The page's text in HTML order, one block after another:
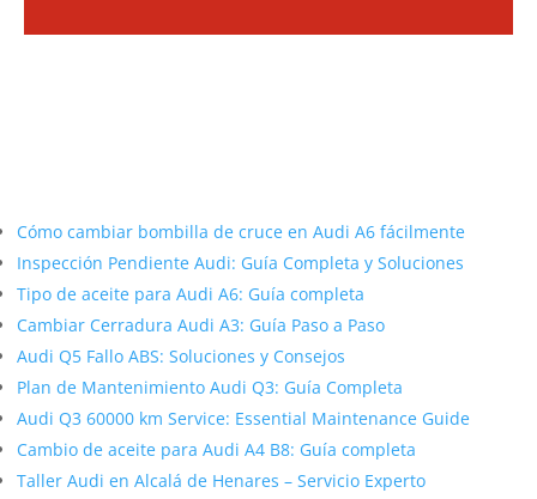
Cómo cambiar bombilla de cruce en Audi A6 fácilmente
Inspección Pendiente Audi: Guía Completa y Soluciones
Tipo de aceite para Audi A6: Guía completa
Cambiar Cerradura Audi A3: Guía Paso a Paso
Audi Q5 Fallo ABS: Soluciones y Consejos
Plan de Mantenimiento Audi Q3: Guía Completa
Audi Q3 60000 km Service: Essential Maintenance Guide
Cambio de aceite para Audi A4 B8: Guía completa
Taller Audi en Alcalá de Henares – Servicio Experto